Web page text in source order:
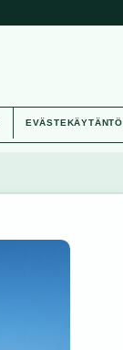
EVÄSTEKÄYTÄNTÖ